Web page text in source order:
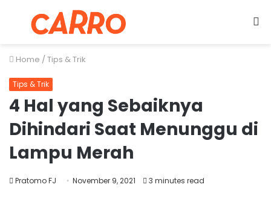
Menu
Home /Tips & Trik
Tips & Trik
4 Hal yang Sebaiknya
Dihindari Saat Menunggu di
Lampu Merah
Pratomo FJ November 9, 2021 3 minutes read